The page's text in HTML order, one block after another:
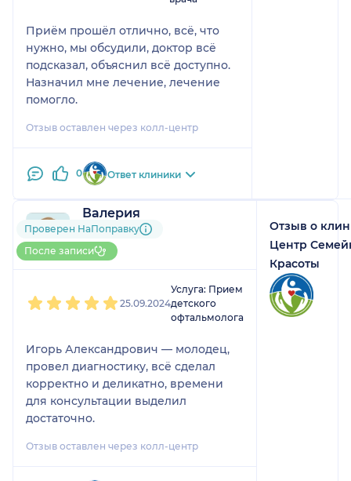
Приём прошёл отлично, всё, что
нужно, мы обсудили, доктор всё
подсказал, объяснил всё доступно.
Назначил мне лечение, лечение
помогло.
Отзыв оставлен через колл-центр
0 Ответ клиники
Валерия
1 отзыв
До 5 записей через
НаПоправку
Проверен НаПоправку
После записи
25.09.2024
Услуга: Прием
детского
офтальмолога
Игорь Александрович — молодец,
провел диагностику, всё сделал
корректно и деликатно, времени
для консультации выделил
достаточно.
Отзыв оставлен через колл-центр
Отзыв о
Центр
Красоты